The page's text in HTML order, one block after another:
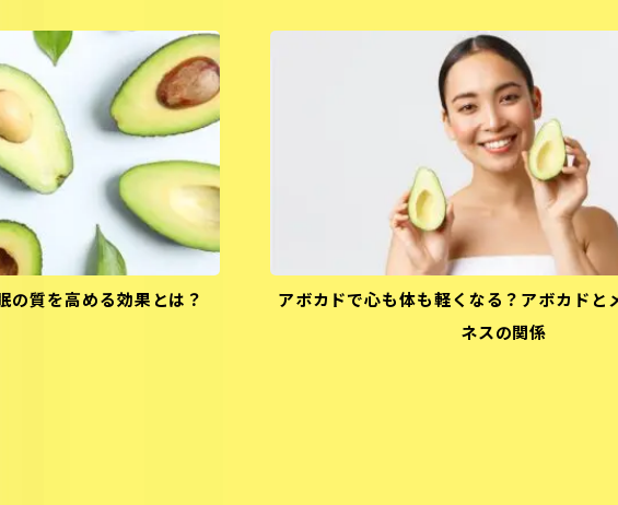
の質を高める効果とは？
アボカドで心も体も軽くなる？アボカドと
ネスの関係